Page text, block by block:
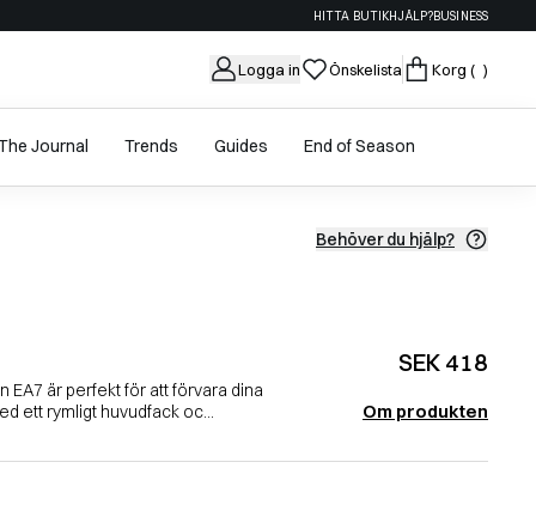
HITTA BUTIKHJÄLP?BUSINESS
Logga in Önskelista Korg ( )
Journal Trends Guides End of Season
Behöver du hjälp?
SEK 418
EA7 är perfekt för att förvara dina
ett rymligt huvudfack oc...
Om produkten